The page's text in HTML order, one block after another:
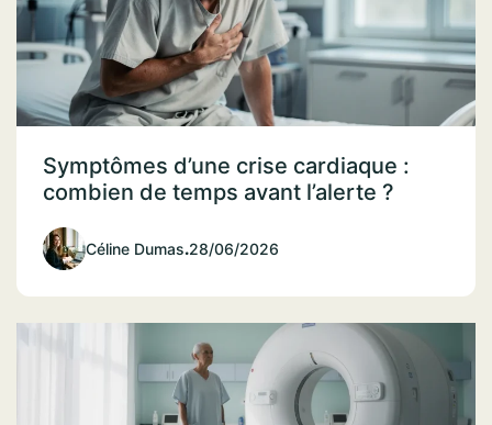
Symptômes d’une crise cardiaque :
combien de temps avant l’alerte ?
Céline Dumas.28/06/2026